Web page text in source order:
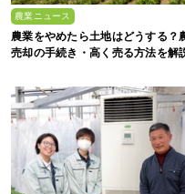
農業ニュース
農業をやめたら土地はどうする？
売却の手続き・高く売る方法を解